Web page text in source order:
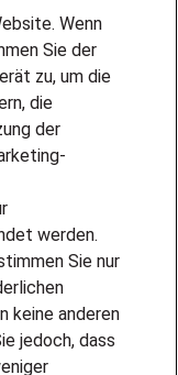
Wenn
Sie der
zu, um die
die
der
werden.
Sie nur
keine anderen
jedoch, dass